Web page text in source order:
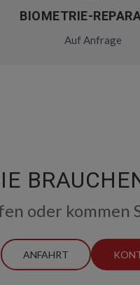
BIOMETRIE-
Auf Anfrage
oder kommen
ANFAHRT